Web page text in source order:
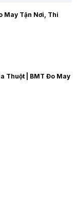
May Tận Nơi, Thi
Thuột | BMT Đo May